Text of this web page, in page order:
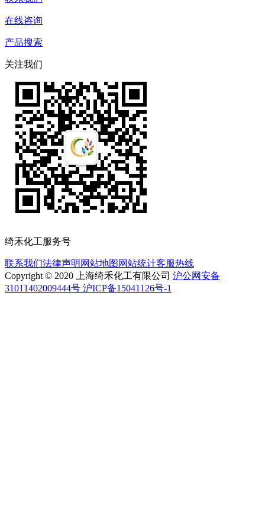
在线咨询
产品搜索
关注我们
绮禾化工服务号
联系我们法律声明 网站地图 网站统计客服热线
Copyright © 2020 上海绮禾化工有限公司 沪公网安备
31011402009444号 沪ICP备15041126号-1